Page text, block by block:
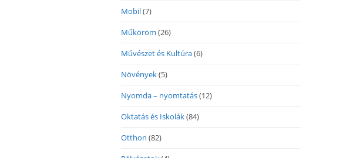
Mobil(7)
Műköröm (26)
Művészet és Kultúra(6)
Növények(5)
Nyomda – nyomtatás(12)
Oktatás és Iskolák(84)
Otthon (82)